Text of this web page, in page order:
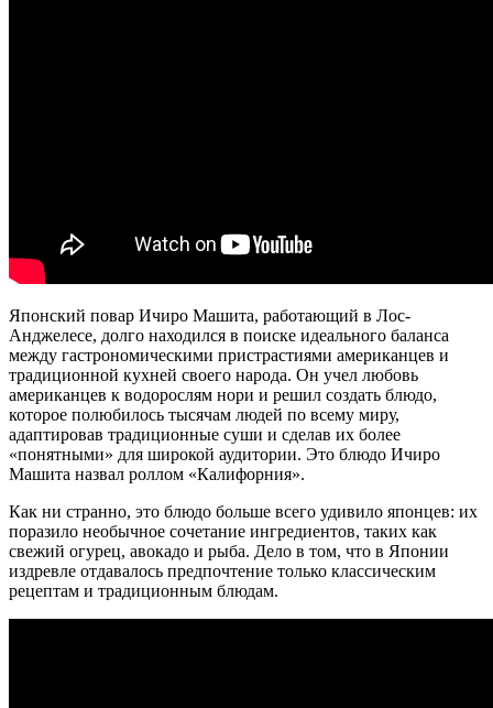
Японский повар Ичиро Машита, работающий в Лос-
Анджелесе, долго находился в поиске идеального баланса
между гастрономическими пристрастиями американцев и
традиционной кухней своего народа. Он учел любовь
американцев к водорослям нори и решил создать блюдо,
которое полюбилось тысячам людей по всему миру,
адаптировав традиционные суши и сделав их более
«понятными» для широкой аудитории. Это блюдо Ичиро
Машита назвал роллом «Калифорния».
Как ни странно, это блюдо больше всего удивило японцев: их
поразило необычное сочетание ингредиентов, таких как
свежий огурец, авокадо и рыба. Дело в том, что в Японии
издревле отдавалось предпочтение только классическим
рецептам и традиционным блюдам.